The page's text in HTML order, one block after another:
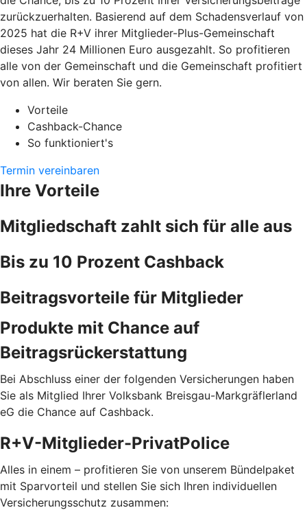
zurückzuerhalten. Basierend auf dem Schadensverlauf von
2025 hat die R+V ihrer Mitglieder-Plus-Gemeinschaft
dieses Jahr 24 Millionen Euro ausgezahlt. So profitieren
alle von der Gemeinschaft und die Gemeinschaft profitiert
von allen. Wir beraten Sie gern.
Vorteile
Cashback-Chance
So funktioniert's
Termin vereinbaren
Ihre Vorteile
Mitgliedschaft zahlt sich für alle aus
Bis zu 10 Prozent Cashback
Beitragsvorteile für Mitglieder
Produkte mit Chance auf
Beitragsrückerstattung
Bei Abschluss einer der folgenden Versicherungen haben
Sie als Mitglied Ihrer Volksbank Breisgau-Markgräflerland
eG die Chance auf Cashback.
R+V-Mitglieder-PrivatPolice
Alles in einem – profitieren Sie von unserem Bündelpaket
mit Sparvorteil und stellen Sie sich Ihren individuellen
Versicherungsschutz zusammen: